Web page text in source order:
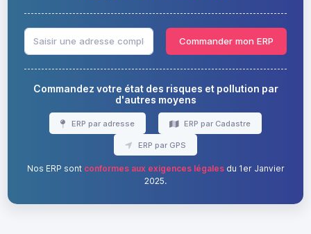
Commander mon ERP
Commandez votre état des risques et pollution par
d'autres moyens
ERP par adresse ERP par Cadastre
ERP par GPS
Nos ERP sont conformes aux exigences légalesdu 1er Janvier
2025.